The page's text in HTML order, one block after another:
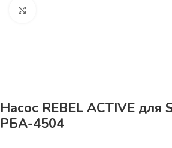
Насос REBEL ACTIVE для
РБА-4504